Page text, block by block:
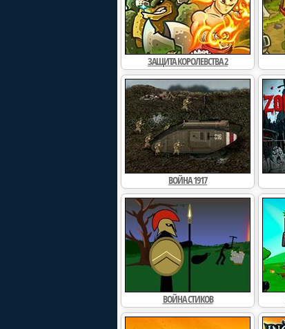
ЗАЩИТА КОРОЛЕВСТВА 2
ВОЙНА 1917
ВОЙНА СТИКОВ